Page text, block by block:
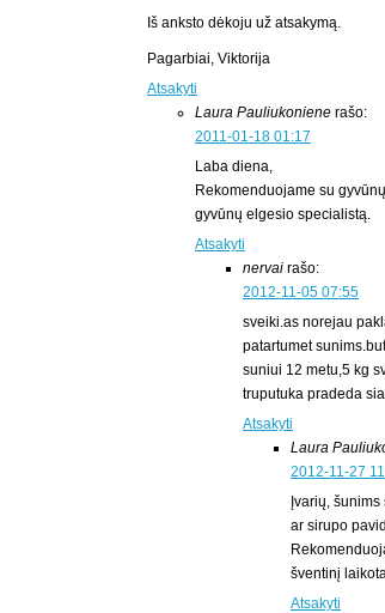
Iš anksto dėkoju už atsakymą.
Pagarbiai, Viktorija
Atsakyti
Laura Pauliukoniene rašo:
2011-01-18 01:17
Laba diena,
Rekomenduojame su
gyvūnų elgesio specialistą.
Atsakyti
nervai rašo:
2012-11-05 07:55
sveiki.as norejau
patartumet
suniui 12 metu,5 kg
truputuka pradeda
Atsakyti
Laura
2012-11-27
Įvarių,
ar sirupo
šventinį
Atsakyti